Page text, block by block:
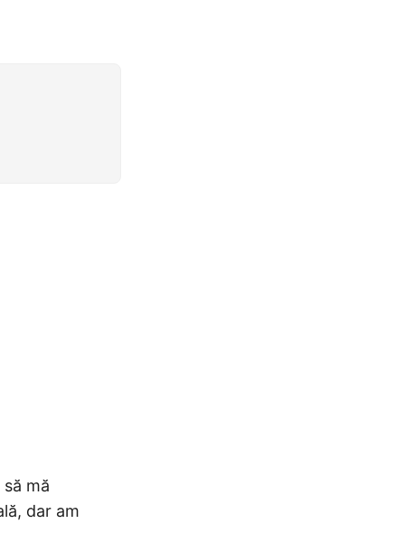
mă
dar am